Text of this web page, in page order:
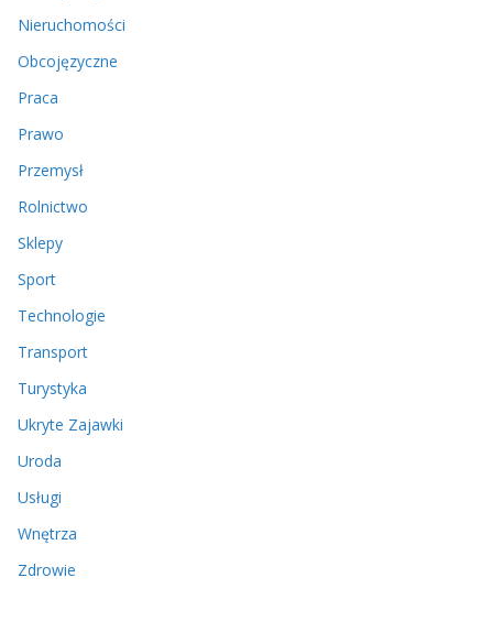
Nieruchomości
Obcojęzyczne
Praca
Prawo
Przemysł
Rolnictwo
Sklepy
Sport
Technologie
Transport
Turystyka
Ukryte Zajawki
Uroda
Usługi
Wnętrza
Zdrowie